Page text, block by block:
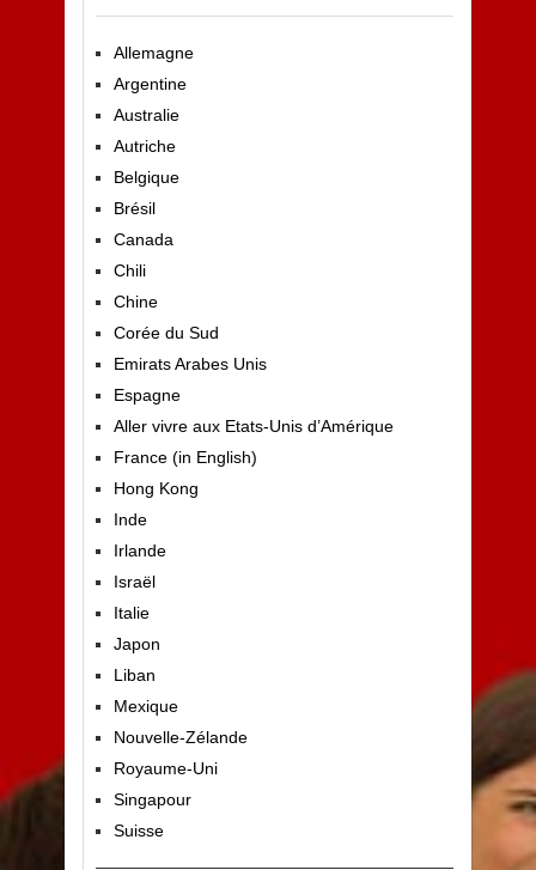
Allemagne
Argentine
Australie
Autriche
Belgique
Brésil
Canada
Chili
Chine
Corée du Sud
Emirats Arabes Unis
Espagne
Aller vivre aux Etats-Unis d’Amérique
France (in English)
Hong Kong
Inde
Irlande
Israël
Italie
Japon
Liban
Mexique
Nouvelle-Zélande
Royaume-Uni
Singapour
Suisse